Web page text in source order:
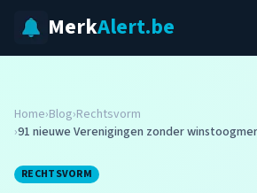
MerkAlert.be
Home›Blog›Rechtsvorm
›91 nieuwe Verenigingen zonder
RECHTSVORM